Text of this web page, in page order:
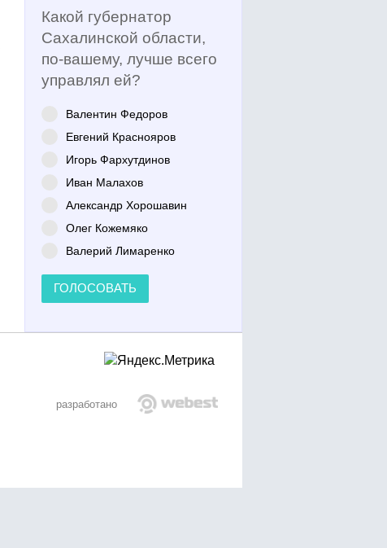
Какой губернатор
Сахалинской области,
по-вашему, лучше всего
управлял ей?
Валентин Федоров
Евгений Краснояров
Игорь Фархутдинов
Иван Малахов
Александр Хорошавин
Олег Кожемяко
Валерий Лимаренко
ГОЛОСОВАТЬ
разработано